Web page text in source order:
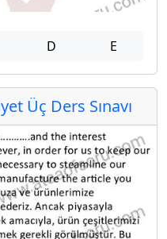
D E
Üç Ders Sınavı